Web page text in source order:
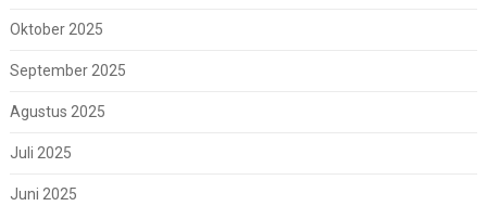
Oktober 2025
September 2025
Agustus 2025
Juli 2025
Juni 2025